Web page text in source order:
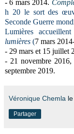
- 6 mars 2014.
h 20 le sort des
Seconde Guerre
Lumières accueillent
lumières (7 mars
- 29 mars et 15 juillet
- 21 novembre
septembre 2019.
Véronique Chemla le
Partager